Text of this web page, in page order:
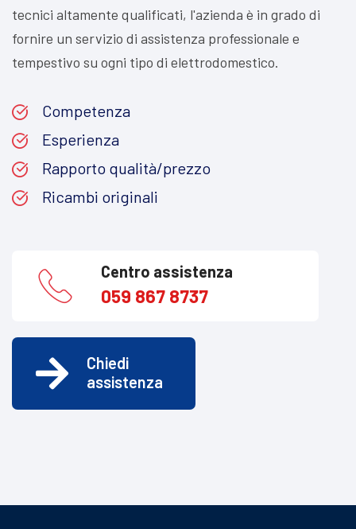
tecnici altamente qualificati, l'azienda è in grado di
fornire un servizio di assistenza professionale e
tempestivo su ogni tipo di elettrodomestico.
Competenza
Esperienza
Rapporto qualità/prezzo
Ricambi originali
Centro assistenza
059 867 8737
Chiedi
assistenza